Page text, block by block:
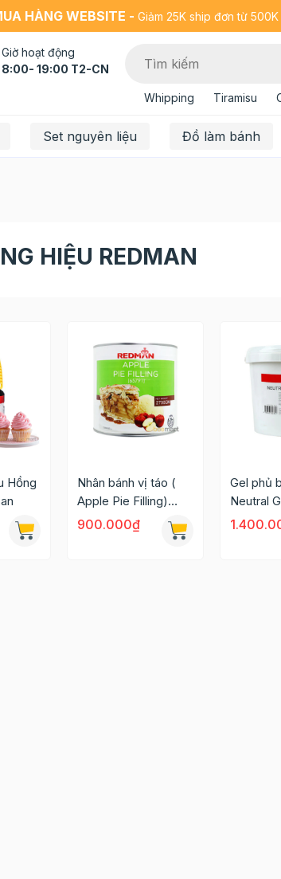
HÀNG WEBSITE - Giảm 25K ship đơn từ
Giờ hoạt động
8:00- 19:00 T2-CN
Whipping Tiramisu
Set nguyên liệu Đồ làm bánh
HIỆU REDMAN
Hồng
Nhân bánh vị táo (
Apple Pie Filling)
2.7kg Redman
900.000₫
Gel phủ
Neutral
7kg